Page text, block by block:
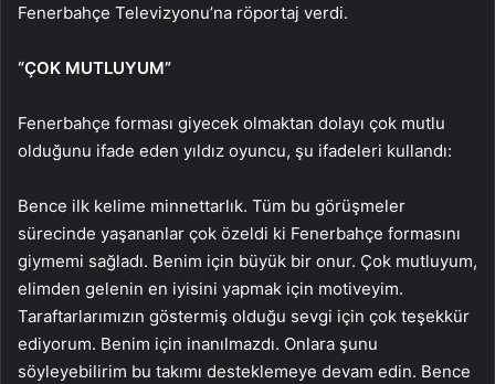
Fenerbahçe Televizyonu’na röportaj verdi.
“ÇOK MUTLUYUM”
Fenerbahçe forması giyecek olmaktan dolayı çok mutlu
olduğunu ifade eden yıldız oyuncu, şu ifadeleri kullandı:
Bence ilk kelime minnettarlık. Tüm bu görüşmeler
sürecinde yaşananlar çok özeldi ki Fenerbahçe formasını
giymemi sağladı. Benim için büyük bir onur. Çok mutluyum,
elimden gelenin en iyisini yapmak için motiveyim.
Taraftarlarımızın göstermiş olduğu sevgi için çok teşekkür
ediyorum. Benim için inanılmazdı. Onlara şunu
söyleyebilirim bu takımı desteklemeye devam edin. Bence